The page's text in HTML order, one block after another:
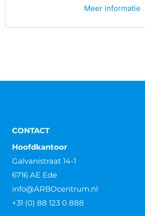
Meer informatie
CONTACT
Hoofdkantoor
Galvanistraat 14-1
6716 AE Ede
info@ARBOcentrum.nl
+31 (0) 88 123 0 888